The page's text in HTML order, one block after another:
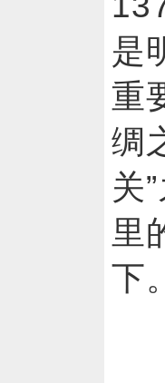
是
重
绸
关
里
下。